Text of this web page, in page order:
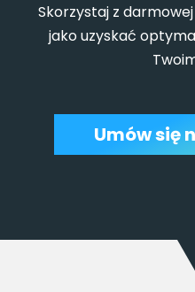
Skorzystaj z
jako uzyskać
Umów się